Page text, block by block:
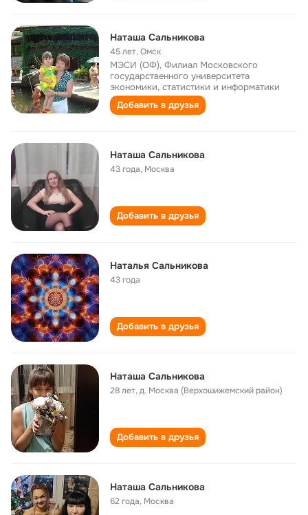
Наташа Сальникова
45 лет,Омск
МЭСИ (ОФ), Филиал Московского
государственного университета
экономики, статистики и информатики
Добавить в друзья
Наташа Сальникова
43 года, Москва
Добавить в друзья
Наталья Сальникова
43 года
Добавить в друзья
Наташа Сальникова
28 лет,д. Москва (Верхошижемский район)
Добавить в друзья
Наташа Сальникова
62 года, Москва